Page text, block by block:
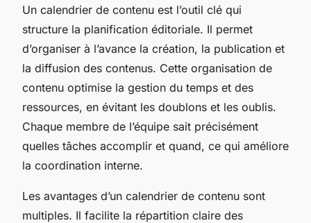
Un calendrier de contenu est l’outil clé qui
structure la planification éditoriale. Il permet
d’organiser à l’avance la création, la publication et
la diffusion des contenus. Cette organisation de
contenu optimise la gestion du temps et des
ressources, en évitant les doublons et les oublis.
Chaque membre de l’équipe sait précisément
quelles tâches accomplir et quand, ce qui améliore
la coordination interne.
Les avantages d’un calendrier de contenu sont
multiples. Il facilite la répartition claire des